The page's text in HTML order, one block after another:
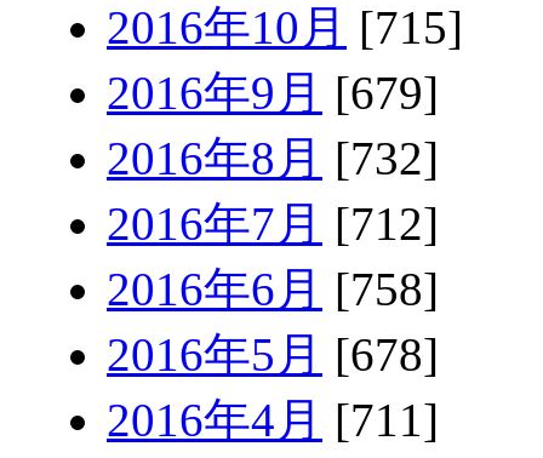
2016年10月 [715]
2016年9月 [679]
2016年8月 [732]
2016年7月 [712]
2016年6月 [758]
2016年5月 [678]
2016年4月 [711]